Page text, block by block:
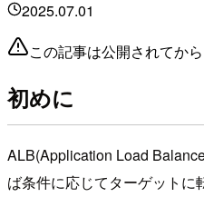
2025.07.01
この記事は公開されてか
初めに
ALB(Application Load
ば条件に応じてターゲット